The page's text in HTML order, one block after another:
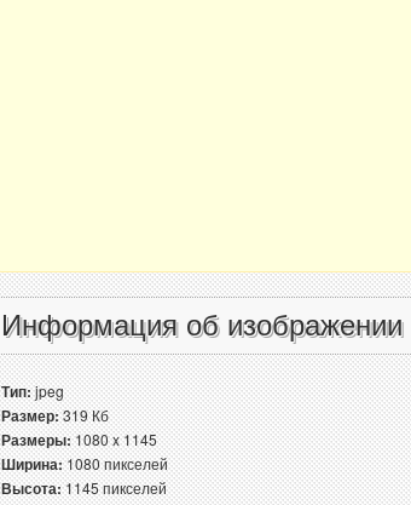
Информация об изображении
Тип:jpeg
Размер:319 Кб
Размеры:1080 x 1145
Ширина:1080 пикселей
Высота:1145 пикселей